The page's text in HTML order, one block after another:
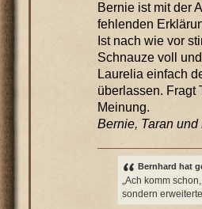
Bernie ist mit der
fehlenden
Ist nach wie vor
Schnauze voll
Laurelia einfach
überlassen. Fragt
Meinung.
Bernie, Taran
Bernhard hat
„Ach komm
sondern